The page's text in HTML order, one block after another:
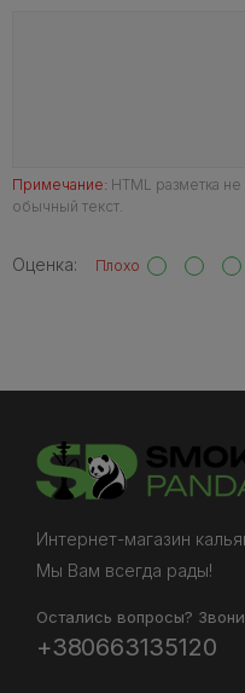
Примечание: HTML разметка
обычный текст.
Оценка: Плохо
Интернет-магазин
Мы Вам всегда рады!
Остались вопросы?
+380663135120